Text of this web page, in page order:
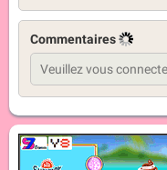
Commentaires